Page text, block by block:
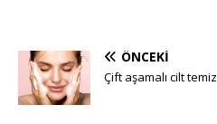
ÖNCEKI
Çift aşamalı cilt